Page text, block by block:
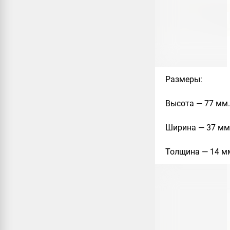
Размеры:
Высота — 77 мм.
Ширина — 37
Толщина — 14